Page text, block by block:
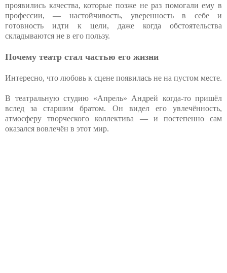
проявились качества, которые позже не раз помогали ему в
профессии, — настойчивость, уверенность в себе и
готовность идти к цели, даже когда обстоятельства
складываются не в его пользу.
Почему театр стал частью его жизни
Интересно, что любовь к сцене появилась не на пустом месте.
В театральную студию «Апрель» Андрей когда‑то пришёл
вслед за старшим братом. Он видел его увлечённость,
атмосферу творческого коллектива — и постепенно сам
оказался вовлечён в этот мир.